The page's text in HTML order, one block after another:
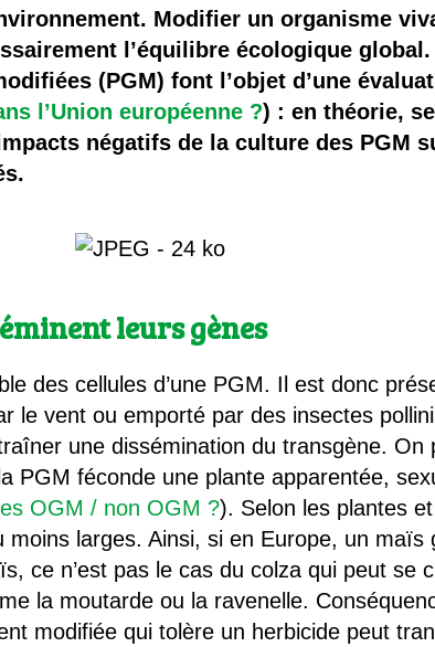
et semence
et les inconvénients des OGM ?
Modifier un organisme
l’équilibre écologique global.
(PGM) font l’objet d’une
l’Union européenne ?) : en théorie,
négatifs de la culture des PGM
leurs gènes
des cellules d’une PGM. Il est donc
le vent ou emporté par des insectes
une dissémination du transgène. On
PGM féconde une plante apparentée,
OGM / non OGM ?). Selon les plantes
larges. Ainsi, si en Europe, un maïs
ce n’est pas le cas du colza qui peut se
la moutarde ou la ravenelle.
modifiée qui tolère un herbicide peut